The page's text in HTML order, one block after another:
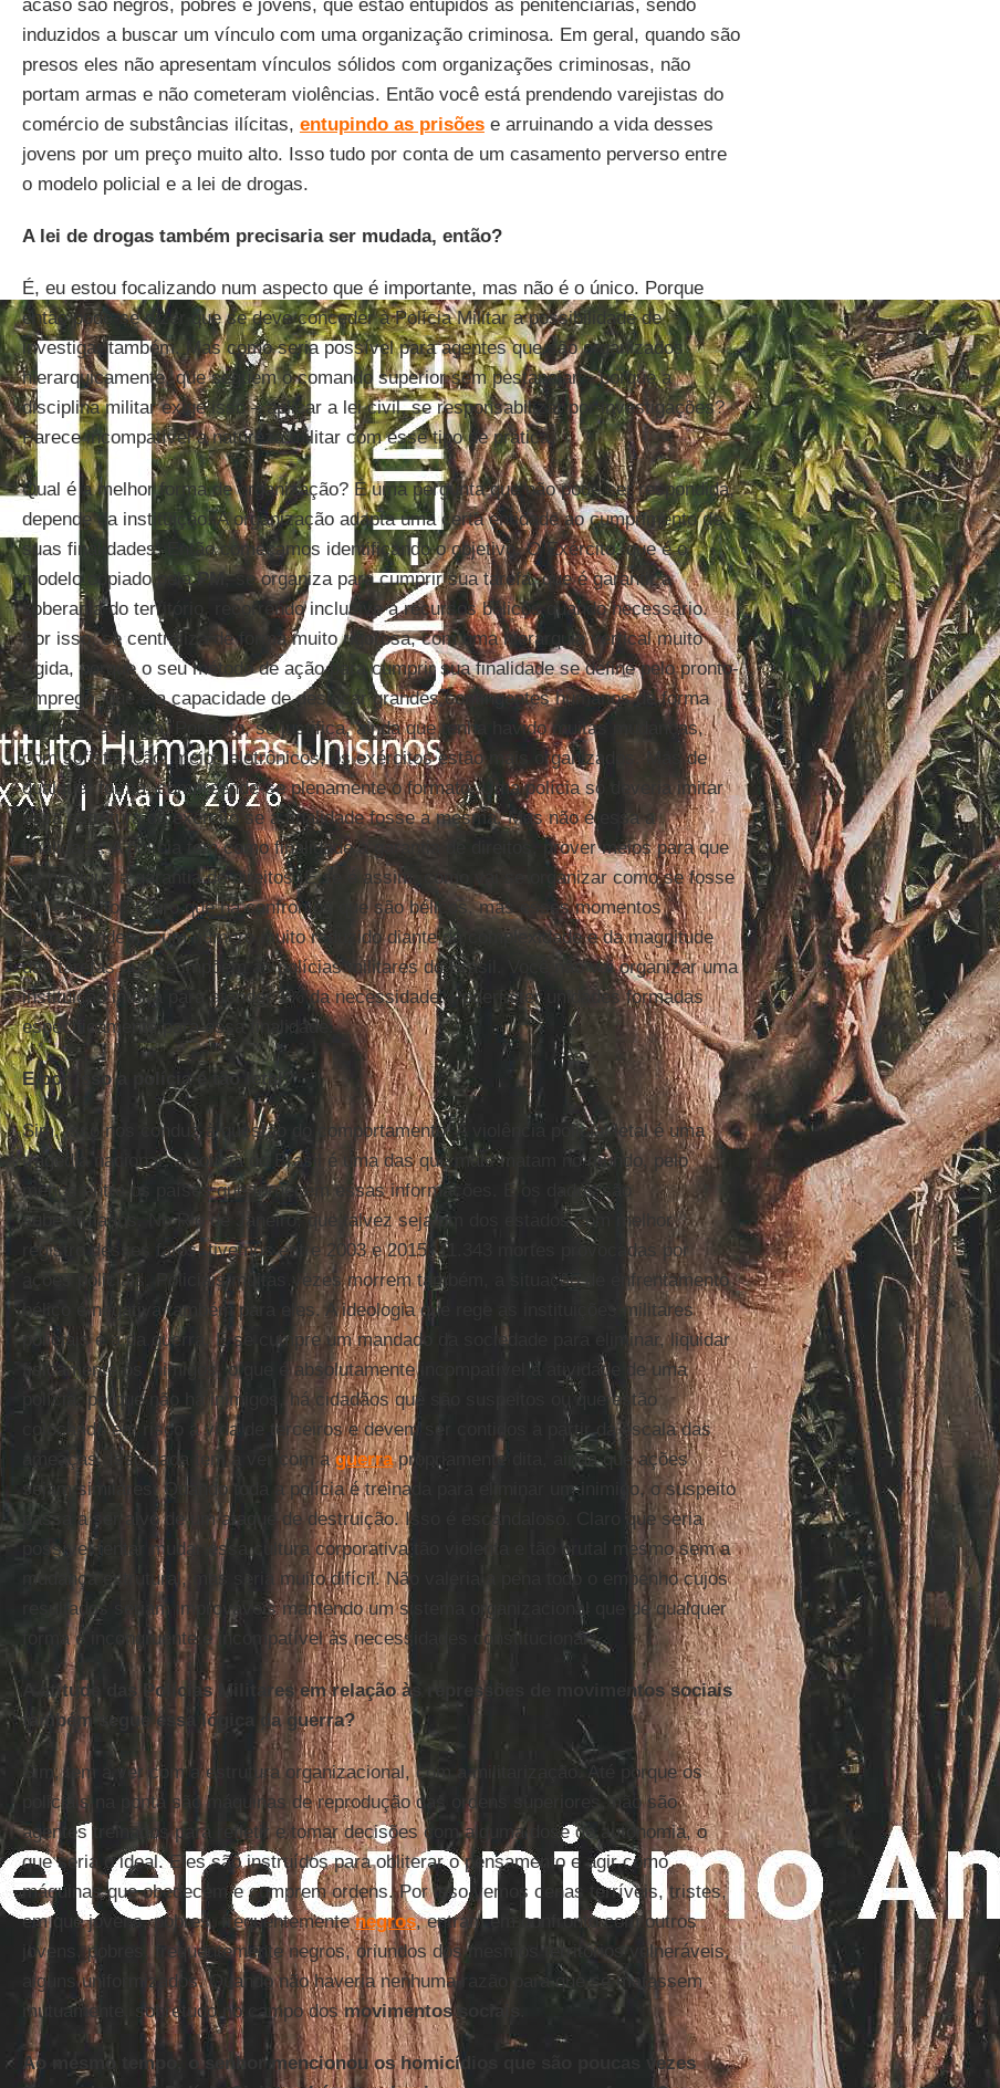
acaso são negros, pobres e jovens, que estão entupidos as penitenciárias, sendo
induzidos a buscar um vínculo com uma organização criminosa. Em geral, quando são
presos eles não apresentam vínculos sólidos com organizações criminosas, não
portam armas e não cometeram violências. Então você está prendendo varejistas do
comércio de substâncias ilícitas, entupindo as prisõese arruinando a vida desses
jovens por um preço muito alto. Isso tudo por conta de um casamento perverso entre
o modelo policial e a lei de drogas.
A lei de drogas também precisaria ser mudada, então?
É, eu estou focalizando num aspecto que é importante, mas não é o único. Porque
então pode-se dizer que se deve conceder à Polícia Militar a possibilidade de
investigar também. Mas como seria possível para agentes que são organizados
hierarquicamente, que seguem o comando superior sem pestanejar – porque a
disciplina militar exige isso – aplicar a lei civil, se responsabilizar por investigações?
Parece incompatível a natureza militar com esse tipo de prática.
Qual é a melhor forma de organização? É uma pergunta que não pode ser respondida,
depende da instituição. A organização adapta uma certa entidade ao cumprimento de
suas finalidades. Então começamos identificando o objetivo. O Exército, que é o
modelo copiado pelaPM, se organiza para cumprir sua tarefa, que é garantir a
soberania do território, recorrendo inclusive a recursos bélicos quando necessário.
Por isso, se centraliza de forma muito rigorosa, com uma hierarquia vertical muito
rígida, porque o seu método de ação para cumprir sua finalidade se define pelo pronto-
emprego, que é a capacidade de deslocar grandes contingentes humanos de forma
eficiente e rápida. Portanto, se justifica, ainda que tenha havido muitas mudanças,
com sofisticação, meios eletrônicos, os exércitos estão mais organizados. Mas de
qualquer forma, compreende-se plenamente o formato. Uma polícia só deveria imitar
essa estrutura do exército se a finalidade fosse a mesma. Mas não é essa a
finalidade. A polícia tem como finalidade a garantia de direitos, prover meios para que
se pratique a garantia de direitos. E se é assim, como vai se organizar como se fosse
um exército? Claro que há confrontos que são bélicos, mas esses momentos
correspondem a um número muito reduzido diante da complexidade e da magnitude
das tarefas que se impõem às polícias militares do Brasil. Você não vai organizar uma
instituição inteira para atender 1% da necessidade. Poderia ter unidades formadas
especificamente para essa finalidade.
E por isso a polícia é tão letal?
Sim, isso nos conduz à questão do comportamento. A violência policial letal é uma
tragédia nacional, a polícia do Brasil é uma das que mais matam no mundo, pelo
menos entre os países que fornecem essas informações. E os dados são
subestimados. No Rio de Janeiro, que talvez seja um dos estados com melhor
registro desses fatos, tivemos entre 2003 e 2015, 11.343 mortes provocadas por
ações policiais. Policiais muitas vezes morrem também, a situação de enfrentamento
bélico é negativa também para eles. A ideologia que rege as instituições militares
policiais é a da guerra. E se cumpre um mandado da sociedade para eliminar, liquidar
fisicamente os inimigos, o que é absolutamente incompatível à atividade de uma
polícia, porque não há inimigos, há cidadãos que são suspeitos ou que estão
colocando em risco a vida de terceiros e devem ser contidos a partir da escala das
ameaças. Isso nada tem a ver com aguerrapropriamente dita, ainda que ações
sejam similares. Quando toda a polícia é treinada para eliminar um inimigo, o suspeito
passa a ser alvo de um ataque de destruição. Isso é escandaloso. Claro que seria
possível tentar mudar essa cultura corporativa tão violenta e tão brutal mesmo sem a
mudança estrutural, mas seria muito difícil. Não valeria a pena todo o empenho cujos
resultados seriam improváveis mantendo um sistema organizacional que de qualquer
forma é incongruente e incompatível às necessidades constitucionais.
A atitude das Polícias Militares em relação às repressões de movimentos sociais
também segue essa lógica da guerra?
Sim, tem a ver com a estrutura organizacional, com a militarização. Até porque os
policiais na ponta são máquinas de reprodução das ordens superiores, não são
agentes treinados para refletir e tomar decisões com alguma dose de autonomia, o
que seria o ideal. Eles são instruídos para obliterar o pensamento e agir como
máquinas que obedecem e cumprem ordens. Por isso vemos cenas terríveis, tristes,
em que jovens, pobres, frequentementenegros, entram em confronto com outros
jovens, pobres, frequentemente negros, oriundos dos mesmos territórios vulneráveis,
alguns uniformizados. Quando não haveria nenhuma razão para que se matassem
mutuamente, sobretudo no campo dosmovimentos sociais
Ao mesmo tempo, o senhor mencionou os homicídios que são poucas vezes